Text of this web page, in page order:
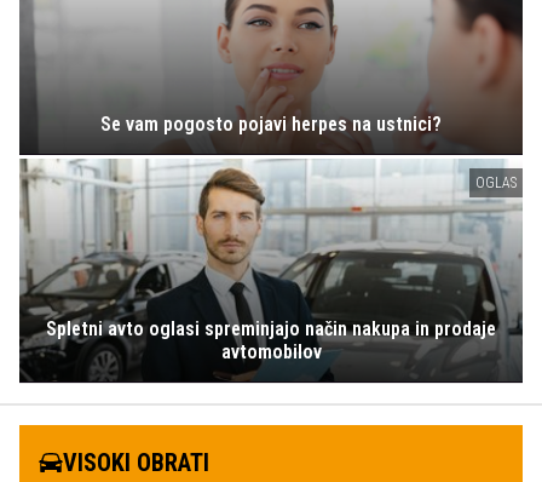
Se vam pogosto pojavi herpes na ustnici?
OGLAS
Spletni avto oglasi spreminjajo način nakupa in prodaje
avtomobilov
VISOKI OBRATI